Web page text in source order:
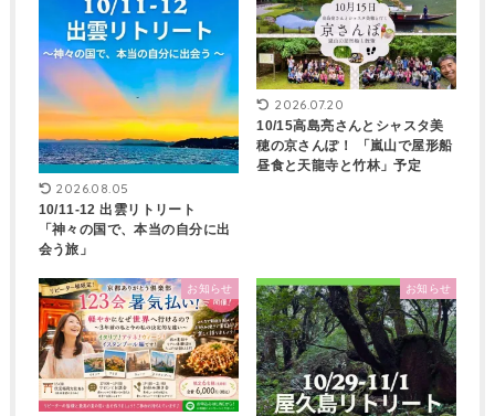
2026.08.05
10/11-12 出雲リトリート
「神々の国で、本当の自分に出
会う旅」
2026.07.20
10/15高島亮さんとシャスタ美
穂の京さんぽ！ 「嵐山で屋形船
昼食と天龍寺と竹林」予定
お知らせ お知らせ